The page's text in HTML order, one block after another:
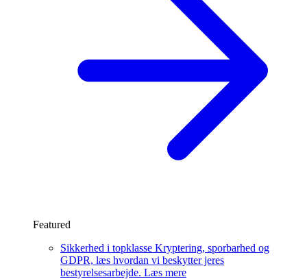
Featured
Sikkerhed i topklasse Kryptering, sporbarhed og
GDPR, læs hvordan vi beskytter jeres
bestyrelsesarbejde. Læs mere